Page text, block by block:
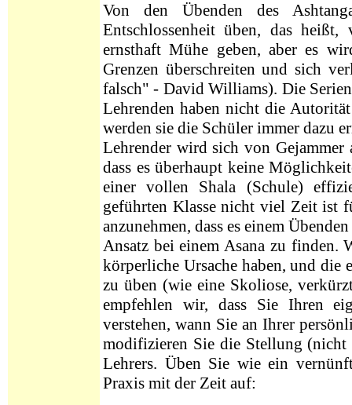
Von den Übenden des
Entschlossenheit üben, das
ernsthaft Mühe geben, aber es
Grenzen überschreiten und sich
falsch" - David Williams). Die
Lehrenden haben nicht die
werden sie die Schüler immer dazu
Lehrender wird sich von Gejammer
dass es überhaupt keine
einer vollen Shala (Schule)
geführten Klasse nicht viel Zeit ist
anzunehmen, dass es einem
Ansatz bei einem Asana zu finden.
körperliche Ursache haben, und die
zu üben (wie eine Skoliose,
empfehlen wir, dass Sie Ihren
verstehen, wann Sie an Ihrer
modifizieren Sie die Stellung
Lehrers. Üben Sie wie ein
Praxis mit der Zeit auf: